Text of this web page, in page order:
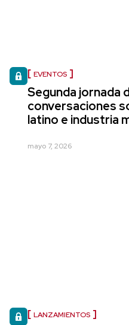
EVENTOS
Segunda jornada
conversaciones
latino e industria
mayo 7, 2026
LANZAMIENTOS